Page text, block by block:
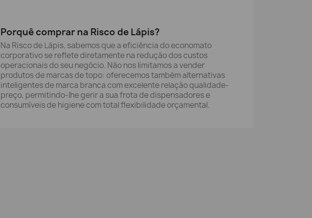
Porquê comprar na Risco de Lápis?
Na Risco de Lápis, sabemos que a eficiência do economato
corporativo se reflete diretamente na redução dos custos
operacionais do seu negócio. Não nos limitamos a vender
produtos de marcas de topo: oferecemos também alternativas
inteligentes de marca branca com excelente relação qualidade-
preço, permitindo-lhe gerir a sua frota de dispensadores e
consumíveis de higiene com total flexibilidade orçamental.